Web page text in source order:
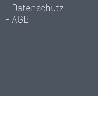
- Datenschutz
- AGB